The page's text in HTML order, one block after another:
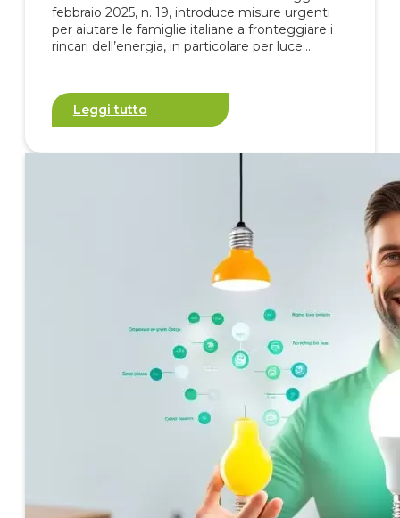
febbraio 2025, n. 19, introduce misure urgenti
per aiutare le famiglie italiane a fronteggiare i
rincari dell’energia, in particolare per luce…
Leggi tutto